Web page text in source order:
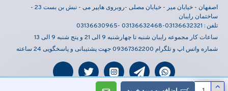
اصفهان - خیابان میر - خیابان مصلی -روبروی هایپر می - نبش بن بست 23 -
ساختمان رایبان
تلفن : 03136632321-03136632468 -03136630965
ساعات کار مجموعه رایبان شنبه تا چهارشنبه 9 الی 21 و پنج شنبه 9 الی 13
شماره واتس اپ و تلگرام 09367362200 جهت پشتیبانی و پاسخگویی 24 ساعته